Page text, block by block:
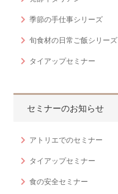
季節の手仕事シリーズ
旬食材の日常ご飯シリーズ
タイアップセミナー
セミナーのお知らせ
アトリエでのセミナー
タイアップセミナー
食の安全セミナー